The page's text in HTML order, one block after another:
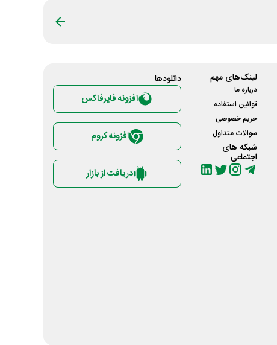
لینک‌های مهم
درباره ما
قوانین استفاده
حریم خصوصی
سوالات متداول
شبکه های
اجتماعی
دانلود‌ها
افزونه فایرفاکس
افزونه کروم
دریافت از بازار